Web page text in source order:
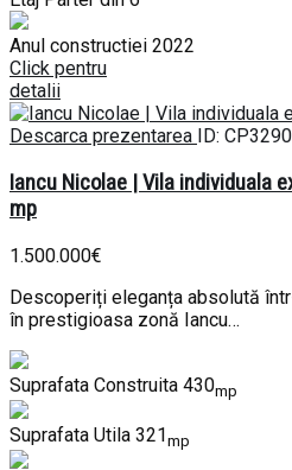
Anul constructiei 2022
Click pentru
detalii
Descarca prezentarea
ID:
Iancu Nicolae | Vila individuala
mp
1.500.000€
Descoperiți eleganța absolută
în prestigioasa zonă Iancu…
Suprafata Construita 430mp
Suprafata Utila 321mp